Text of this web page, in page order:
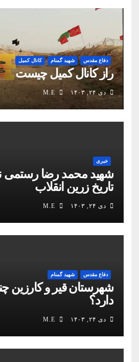
دفاع مقدس شهید گمنام کانال کمیل
راز کانال کمیل چیست
دی ۲۴, ۱۴۰۳
خبری
شهید محمد رضا رستمی
تاریخ زرین انقلاب
دی ۲۴, ۱۴۰۳
دفاع مقدس شهید گمنام
شهرستان قیر و کارزین
دارد؟
دی ۲۴, ۱۴۰۳